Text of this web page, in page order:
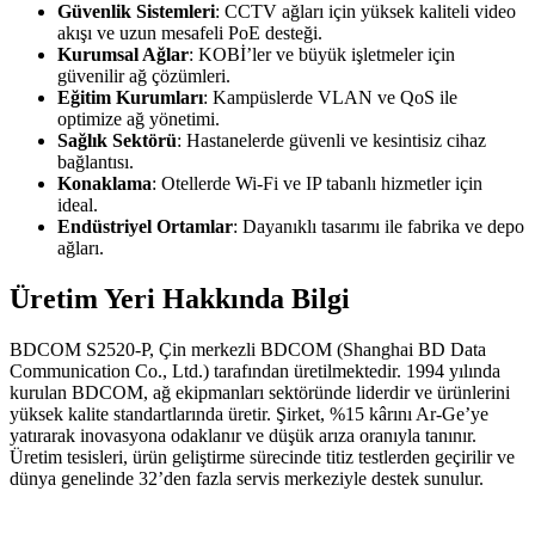
Güvenlik Sistemleri: CCTV ağları için yüksek kaliteli video
akışı ve uzun mesafeli PoE desteği.
Kurumsal Ağlar: KOBİ’ler ve büyük işletmeler için
güvenilir ağ çözümleri.
Eğitim Kurumları: Kampüslerde VLAN ve QoS ile
optimize ağ yönetimi.
Sağlık Sektörü: Hastanelerde güvenli ve kesintisiz cihaz
bağlantısı.
Konaklama: Otellerde Wi-Fi ve IP tabanlı hizmetler için
ideal.
Endüstriyel Ortamlar: Dayanıklı tasarımı ile fabrika ve depo
ağları.
Üretim Yeri Hakkında Bilgi
BDCOM S2520-P, Çin merkezli BDCOM (Shanghai BD Data
Communication Co., Ltd.) tarafından üretilmektedir. 1994 yılında
kurulan BDCOM, ağ ekipmanları sektöründe liderdir ve ürünlerini
yüksek kalite standartlarında üretir. Şirket, %15 kârını Ar-Ge’ye
yatırarak inovasyona odaklanır ve düşük arıza oranıyla tanınır.
Üretim tesisleri, ürün geliştirme sürecinde titiz testlerden geçirilir ve
dünya genelinde 32’den fazla servis merkeziyle destek sunulur.